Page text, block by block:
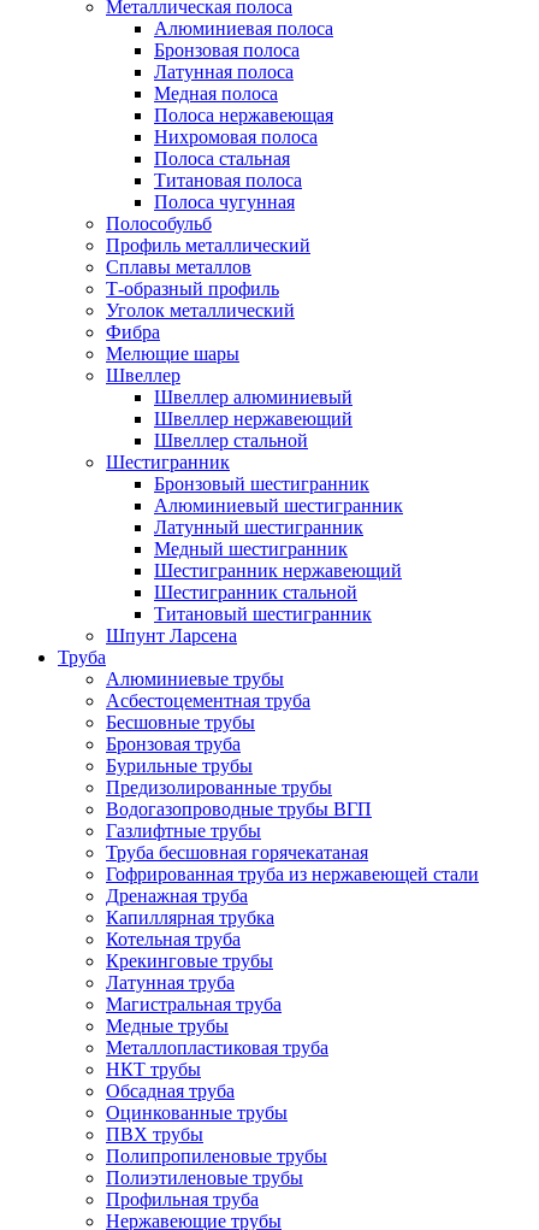
Металлическая полоса
Алюминиевая полоса
Бронзовая полоса
Латунная полоса
Медная полоса
Полоса нержавеющая
Нихромовая полоса
Полоса стальная
Титановая полоса
Полоса чугунная
Полособульб
Профиль металлический
Сплавы металлов
Т-образный профиль
Уголок металлический
Фибра
Мелющие шары
Швеллер
Швеллер алюминиевый
Швеллер нержавеющий
Швеллер стальной
Шестигранник
Бронзовый шестигранник
Алюминиевый шестигранник
Латунный шестигранник
Медный шестигранник
Шестигранник нержавеющий
Шестигранник стальной
Титановый шестигранник
Шпунт Ларсена
Труба
Алюминиевые трубы
Асбестоцементная труба
Бесшовные трубы
Бронзовая труба
Бурильные трубы
Предизолированные трубы
Водогазопроводные трубы ВГП
Газлифтные трубы
Труба бесшовная горячекатаная
Гофрированная труба из нержавеющей стали
Дренажная труба
Капиллярная трубка
Котельная труба
Крекинговые трубы
Латунная труба
Магистральная труба
Медные трубы
Металлопластиковая труба
НКТ трубы
Обсадная труба
Оцинкованные трубы
ПВХ трубы
Полипропиленовые трубы
Полиэтиленовые трубы
Профильная труба
Нержавеющие трубы